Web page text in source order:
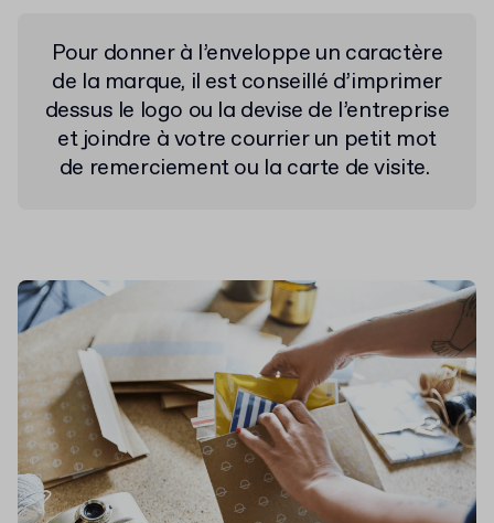
Pour donner à l’enveloppe un caractère
de la marque, il est conseillé d’imprimer
dessus le logo ou la devise de l’entreprise
et joindre à votre courrier un petit mot
de remerciement ou la carte de visite.